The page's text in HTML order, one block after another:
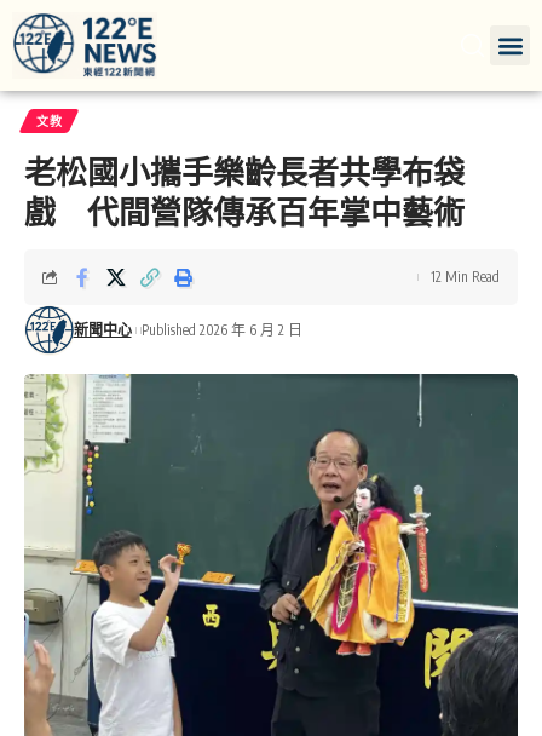
文教
老松國小攜手樂齡長者共學布袋
戲 代間營隊傳承百年掌中藝術
新聞中心 Published 2026 年 6 月 2 日
12 Min Read